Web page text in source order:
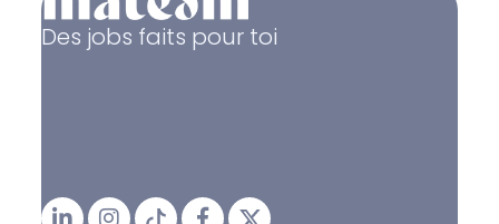
Des jobs faits pour toi